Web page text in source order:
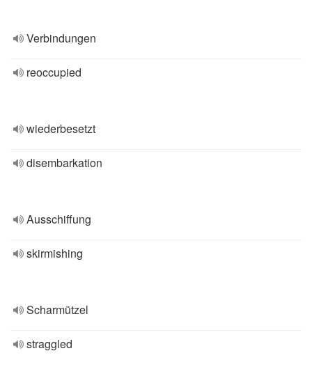
Verbindungen
reoccupied
wiederbesetzt
disembarkation
Ausschiffung
skirmishing
Scharmützel
straggled